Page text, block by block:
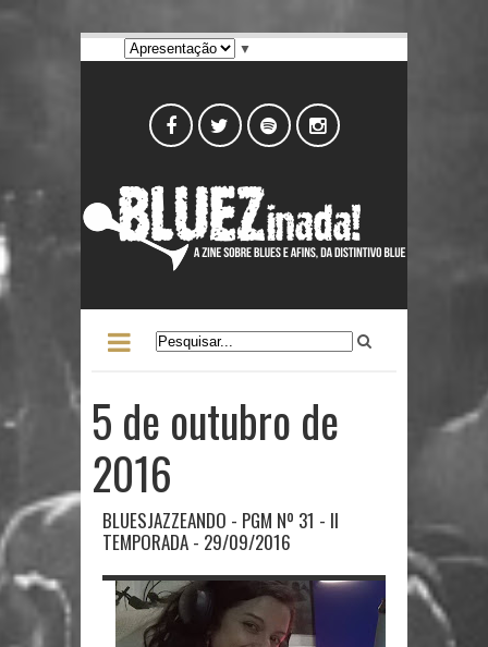
▼
5 de outubro de
2016
BLUESJAZZEANDO - PGM Nº 31 - II
TEMPORADA - 29/09/2016